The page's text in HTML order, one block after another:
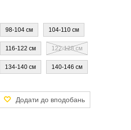
98-104 см 104-110 см
116-122 см 122-128 см
134-140 см 140-146 см